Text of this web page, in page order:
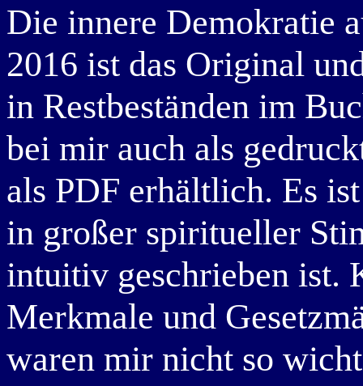
Die innere Demokratie
2016 ist das Original
in Restbeständen im
bei mir auch als
als PDF erhältlich. Es
in großer spiritueller
intuitiv geschrieben ist.
Merkmale und
waren mir nicht so